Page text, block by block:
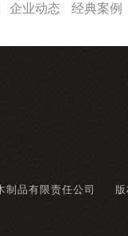
企业动态 经典案例
制品有限责任公司